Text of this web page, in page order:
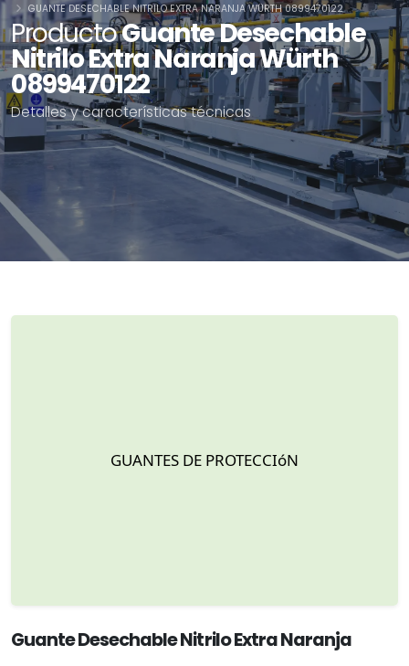
ProductoGuante Desechable
Nitrilo Extra Naranja Würth
0899470122
Detalles y características técnicas
GUANTE DESECHABLE NITRILO EXTRA NARANJA WÜRTH 0899470122
Guante Desechable Nitrilo Extra Naranja